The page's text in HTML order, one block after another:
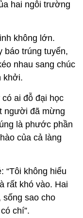
hai ngôi trường
không lớn.
báo trúng tuyển,
nhau sang chúc
khởi.
có ai đỗ đại học
người đã mừng
là phước phần
của cả làng
“Tôi không hiểu
rất khó vào. Hai
sống sao cho
chí”.